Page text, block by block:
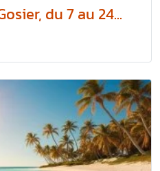
du 7 au 24...